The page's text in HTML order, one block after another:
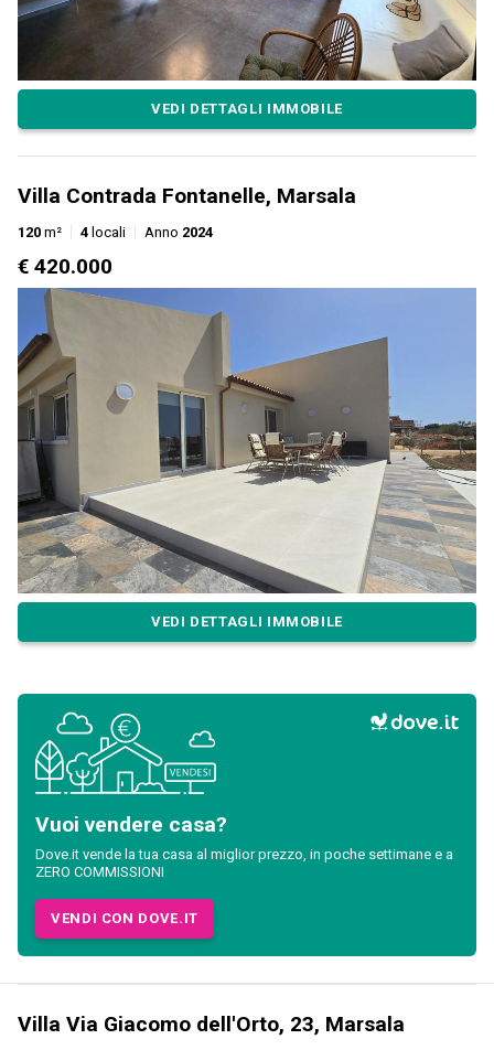
VEDI DETTAGLI IMMOBILE
Villa Contrada Fontanelle, Marsala
120 m² 4 locali Anno 2024
€ 420.000
VEDI DETTAGLI IMMOBILE
Vuoi vendere casa?
Dove.it vende la tua casa al miglior prezzo, in poche settimane e a
ZERO COMMISSIONI
VENDI CON DOVE.IT
Villa Via Giacomo dell'Orto, 23, Marsala